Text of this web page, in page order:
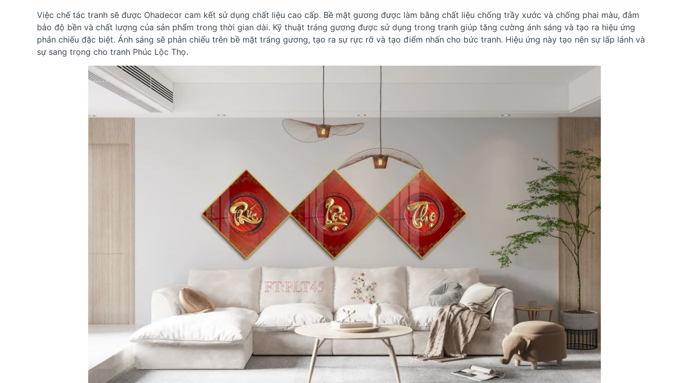
Việc chế tác tranh sẽ được Ohadecor cam kết sử dụng chất liệu cao cấp. Bề mặt gương được làm bằng chất liệu chống trầy xước và chống phai màu, đảm
bảo độ bền và chất lượng của sản phẩm trong thời gian dài. Kỹ thuật tráng gương được sử dụng trong tranh giúp tăng cường ánh sáng và tạo ra hiệu ứng
phản chiếu đặc biệt. Ánh sáng sẽ phản chiếu trên bề mặt tráng gương, tạo ra sự rực rỡ và tạo điểm nhấn cho bức tranh. Hiệu ứng này tạo nên sự lấp lánh và
sự sang trọng cho tranh Phúc Lộc Thọ.